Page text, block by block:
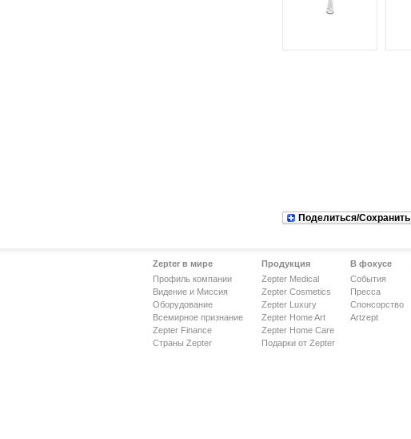
Поделиться/Сохранить
Zepter в мире
Профиль компании
Видение и Миссия
Оборудование
Всемирное признание
Zepter Finance
Страны Zepter
Продукция
Zepter Medical
Zepter Cosmetics
Zepter Luxury
Zepter Home Art
Zepter Home Care
Подарки от Zepter
В фокусе
События
Пресса
Спонсорство
Artzept